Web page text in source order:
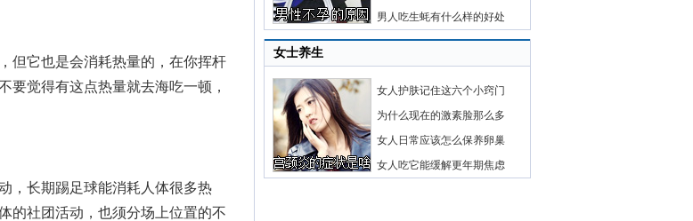
它也是会消耗热量的，在你挥杆
要觉得有这点热量就去海吃一顿，
长期踢足球能消耗人体很多热
的社团活动，也须分场上位置的不
男人吃生蚝有什么样的好处
女士养生
女人护肤记住这六个小窍门
为什么现在的激素脸那么多
女人日常应该怎么保养卵巢
女人吃它能缓解更年期焦虑